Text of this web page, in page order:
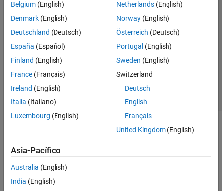
Belgium (English)
Denmark (English)
Deutschland (Deutsch)
España (Español)
Finland (English)
France (Français)
Ireland (English)
Italia (Italiano)
Luxembourg (English)
Netherlands(English)
Norway(English)
Österreich (Deutsch)
Portugal (English)
Sweden (English)
Switzerland
Deutsch
English
Français
United Kingdom(English)
Asia-Pacífico
Australia (English)
India (English)
Centro de confianza
Marcas comerciales
Política de privacidad
Antipiratería
Estado de las aplicaciones
Información de contacto
© 1994-2026 The MathWorks, Inc.